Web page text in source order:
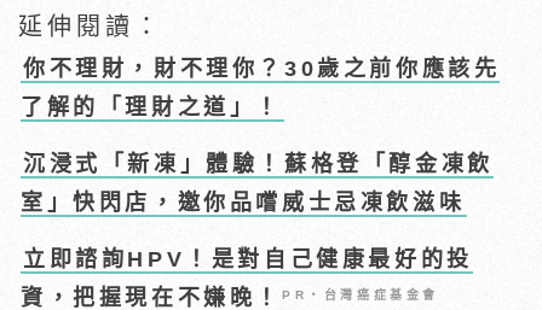
延伸閱讀：
你不理財，財不理你？30歲之前你應該先
了解的「理財之道」！
沉浸式「新凍」體驗！蘇格登「醇金凍飲
室」快閃店，邀你品嚐威士忌凍飲滋味
立即諮詢HPV！是對自己健康最好的投
資，把握現在不嫌晚！PR・台灣癌症基金會